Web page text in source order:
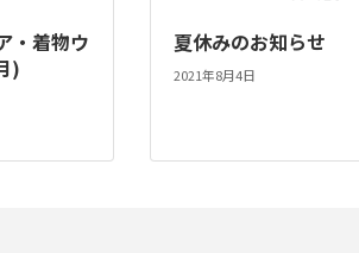
・着物ウ
)
夏休みのお知らせ
2021年8月4日